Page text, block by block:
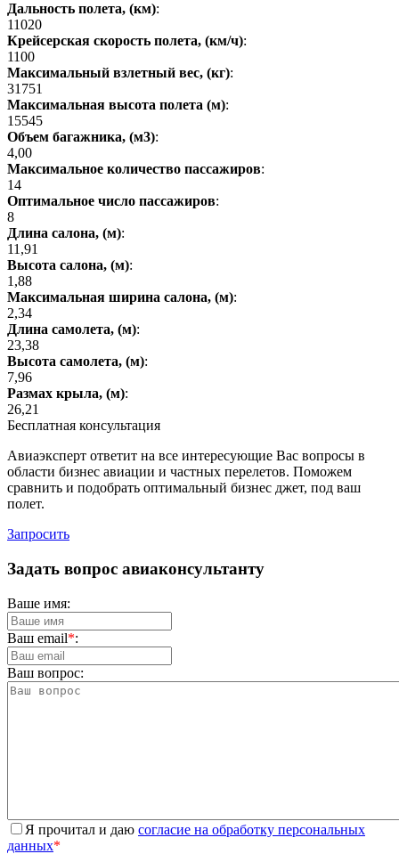
Дальность полета, (км):
11020
Крейсерская скорость полета, (км/ч):
1100
Максимальный взлетный вес, (кг):
31751
Максимальная высота полета (м):
15545
Объем багажника, (м3):
4,00
Максимальное количество пассажиров:
14
Оптимальное число пассажиров:
8
Длина салона, (м):
11,91
Высота салона, (м):
1,88
Максимальная ширина салона, (м):
2,34
Длина самолета, (м):
23,38
Высота самолета, (м):
7,96
Размах крыла, (м):
26,21
Бесплатная консультация
Авиаэксперт ответит на все интересующие Вас вопросы в
области бизнес авиации и частных перелетов. Поможем
сравнить и подобрать оптимальный бизнес джет, под ваш
полет.
Запросить
Задать вопрос авиаконсультанту
Ваше имя:
Ваш email*:
Ваш вопрос:
Я прочитал и даю согласие на обработку персональных
данных*